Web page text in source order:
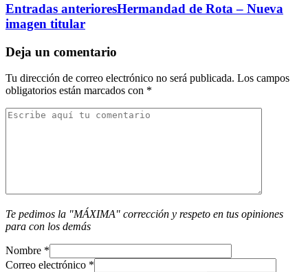
Entradas anterioresHermandad de Rota – Nueva
imagen titular
Deja un comentario
Tu dirección de correo electrónico no será publicada. Los campos
obligatorios están marcados con *
Te pedimos la "MÁXIMA" corrección y respeto en tus opiniones
para con los demás
Nombre *
Correo electrónico *